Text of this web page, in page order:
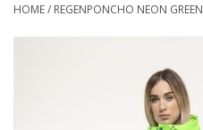
Regenjas Camo
HOME/ REGENPONCHO NEON GREEN